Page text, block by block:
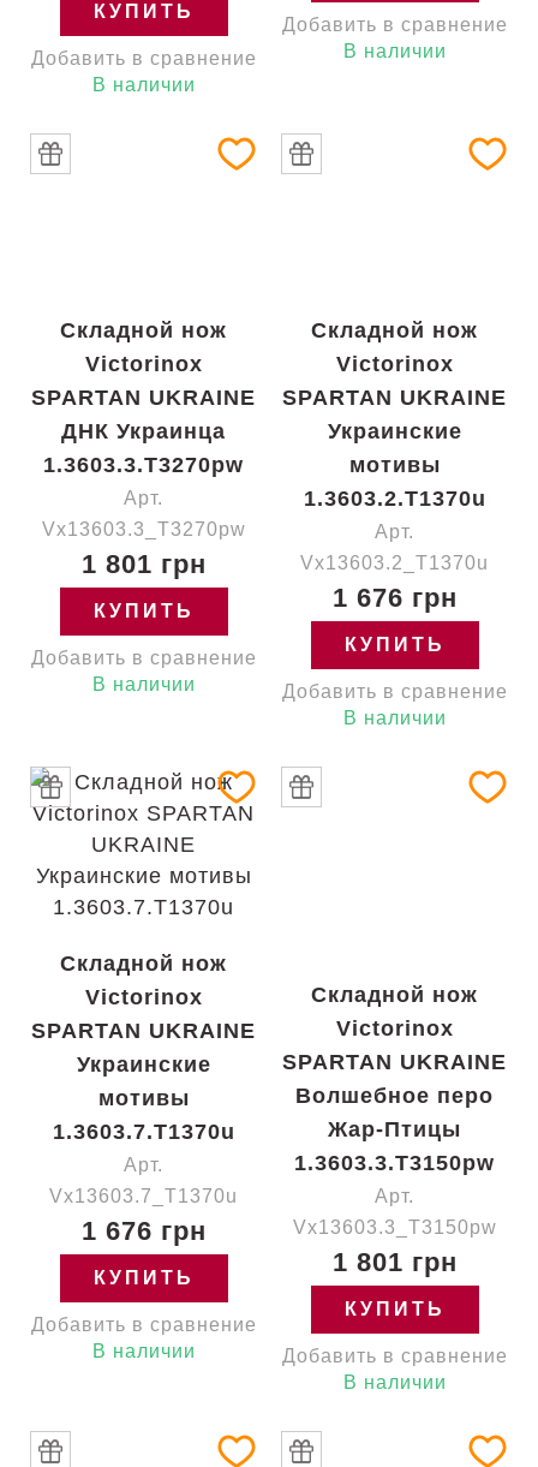
КУПИТЬ
Добавить в сравнение
В наличии
Добавить в сравнение
В наличии
Складной нож
Victorinox
SPARTAN UKRAINE
ДНК Украинца
1.3603.3.T3270pw
Арт.
Vx13603.3_T3270pw
1 801 грн
КУПИТЬ
Добавить в сравнение
В наличии
Складной нож
Victorinox
SPARTAN UKRAINE
Украинские
мотивы
1.3603.2.T1370u
Арт.
Vx13603.2_T1370u
1 676 грн
КУПИТЬ
Добавить в сравнение
В наличии
Складной нож
Victorinox
SPARTAN UKRAINE
Украинские
мотивы
1.3603.7.T1370u
Арт.
Vx13603.7_T1370u
1 676 грн
КУПИТЬ
Добавить в сравнение
В наличии
Складной нож
Victorinox
SPARTAN UKRAINE
Волшебное перо
Жар-Птицы
1.3603.3.T3150pw
Арт.
Vx13603.3_T3150pw
1 801 грн
КУПИТЬ
Добавить в сравнение
В наличии